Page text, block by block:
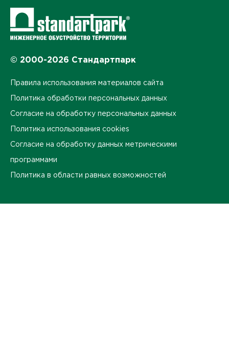
© 2000-2026 Стандартпарк
Правила использования материалов сайта
Политика обработки персональных данных
Согласие на обработку персональных данных
Политика использования cookies
Согласие на обработку данных метрическими
программами
Политика в области равных возможностей